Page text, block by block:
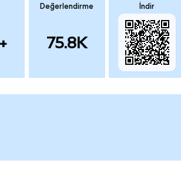
Değerlendirme
75.8K
İndir